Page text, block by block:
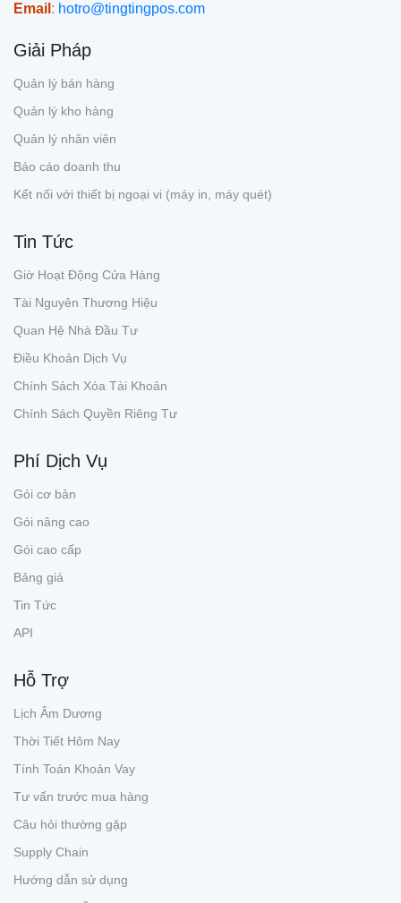
Email : hotro@tingtingpos.com
Giải Pháp
Quản lý bán hàng
Quản lý kho hàng
Quản lý nhân viên
Báo cáo doanh thu
Kết nối với thiết bị ngoại vi (máy in, máy quét)
Tin Tức
Giờ Hoạt Động Cửa Hàng
Tài Nguyên Thương Hiệu
Quan Hệ Nhà Đầu Tư
Điều Khoản Dịch Vụ
Chính Sách Xóa Tài Khoản
Chính Sách Quyền Riêng Tư
Phí Dịch Vụ
Gói cơ bản
Gói nâng cao
Gói cao cấp
Bảng giá
Tin Tức
API
Hỗ Trợ
Lịch Âm Dương
Thời Tiết Hôm Nay
Tính Toán Khoản Vay
Tư vấn trước mua hàng
Câu hỏi thường gặp
Supply Chain
Hướng dẫn sử dụng